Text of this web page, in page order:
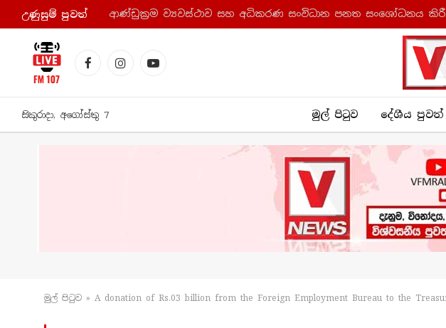
උණුසුම් පුව​ත්
FacebookInstagramYouTube
සිකුරාදා, අගෝස්තු 7 මුල් පිටුව දේශීය පුව​ත්
මුල් පිටු​ව » A donation of Rs.03 billion from the Foreign Employment Bureau to the